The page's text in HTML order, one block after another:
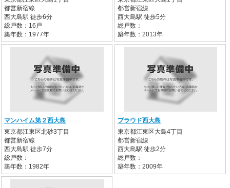
都営新宿線
西大島駅 徒歩6分
総戸数：16戸
築年数：1977年
都営新宿線
西大島駅 徒歩5分
総戸数：
築年数：2013年
マンハイム第２西大島
東京都江東区北砂3丁目
都営新宿線
西大島駅 徒歩7分
総戸数：
築年数：1982年
プラウド西大島
東京都江東区大島4丁目
都営新宿線
西大島駅 徒歩2分
総戸数：
築年数：2009年